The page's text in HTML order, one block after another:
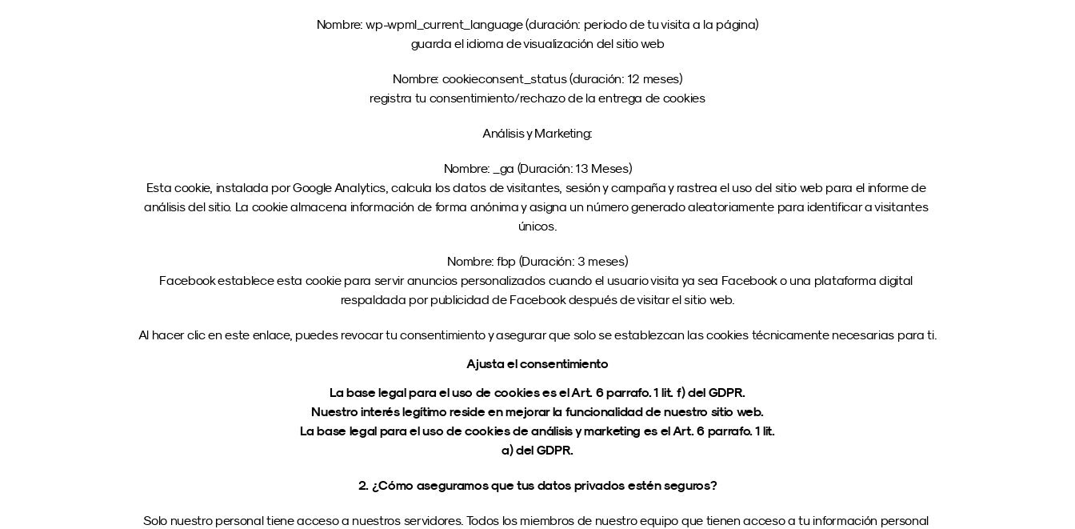
Nombre: wp-wpml_current_language (duración: periodo de tu visita a la página)
guarda el idioma de visualización del sitio web
Nombre: cookieconsent_status (duración: 12 meses)
registra tu consentimiento/rechazo de la entrega de cookies
Análisis y Marketing:
Nombre: _ga (Duración: 13 Meses)
Esta cookie, instalada por Google Analytics, calcula los datos de visitantes, sesión y campaña y rastrea el uso del sitio web para el informe de
análisis del sitio. La cookie almacena información de forma anónima y asigna un número generado aleatoriamente para identificar a visitantes
únicos.
Nombre: fbp (Duración: 3 meses)
Facebook establece esta cookie para servir anuncios personalizados cuando el usuario visita ya sea Facebook o una plataforma digital
respaldada por publicidad de Facebook después de visitar el sitio web.
Al hacer clic en este enlace, puedes revocar tu consentimiento y asegurar que solo se establezcan las cookies técnicamente necesarias para ti.
Ajusta el consentimiento
La base legal para el uso de cookies es el Art. 6 parrafo. 1 lit. f) del GDPR.
Nuestro interés legítimo reside en mejorar la funcionalidad de nuestro sitio web.
La base legal para el uso de cookies de análisis y marketing es el Art. 6 parrafo. 1 lit.
a) del GDPR.
2. ¿Cómo aseguramos que tus datos privados estén seguros?
Solo nuestro personal tiene acceso a nuestros servidores. Todos los miembros de nuestro equipo que tienen acceso a tu información personal